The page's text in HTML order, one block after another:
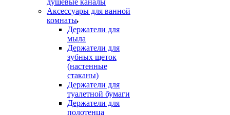
душевые каналы
Аксессуары для ванной
комнаты
Держатели для
мыла
Держатели для
зубных щеток
(настенные
стаканы)
Держатели для
туалетной бумаги
Держатели для
полотенца